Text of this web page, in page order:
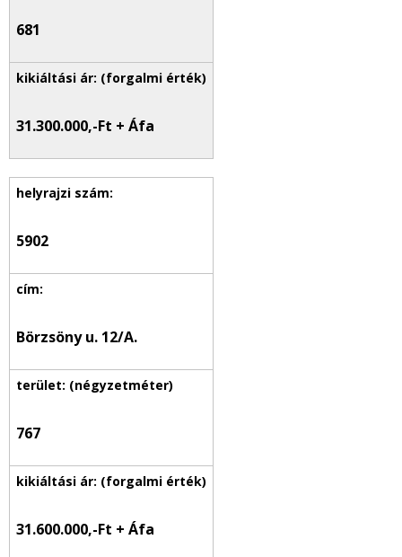
681
31.300.000,-Ft + Áfa
5902
Börzsöny u. 12/A.
767
31.600.000,-Ft + Áfa